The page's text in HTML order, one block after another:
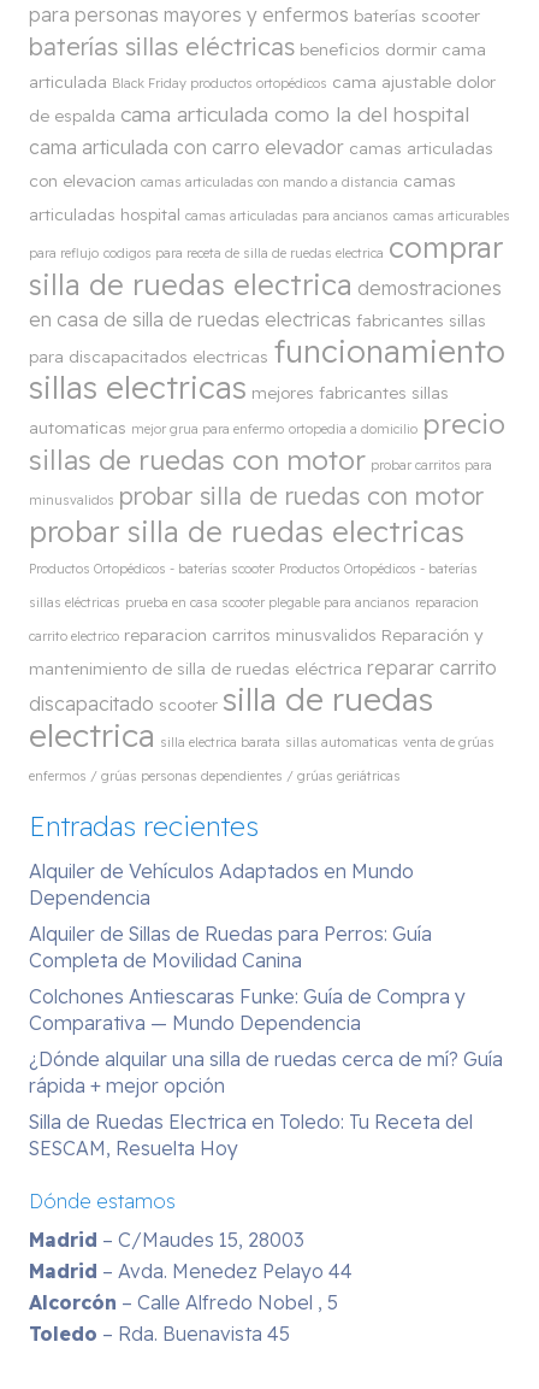
para personas mayores y enfermos baterías scooter
baterías sillas eléctricas beneficios dormir cama
articulada Black Friday productos ortopédicos cama ajustable dolor
de espalda cama articulada como la del hospital
cama articulada con carro elevador camas articuladas
con elevacion camas articuladas con mando a distancia camas
articuladas hospital camas articuladas para ancianos camas articurables
para reflujo codigos para receta de silla de ruedas electrica comprar
silla de ruedas electrica demostraciones
en casa de silla de ruedas electricas fabricantes sillas
para discapacitados electricas funcionamiento
sillas electricas mejores fabricantes sillas
automaticas mejor grua para enfermo ortopedia a domicilio precio
sillas de ruedas con motor probar carritos para
minusvalidos probar silla de ruedas con motor
probar silla de ruedas electricas
Productos Ortopédicos - baterías scooter Productos Ortopédicos - baterías
sillas eléctricas prueba en casa scooter plegable para ancianos reparacion
carrito electrico reparacion carritos minusvalidos Reparación y
mantenimiento de silla de ruedas eléctrica reparar carrito
discapacitado scooter silla de ruedas
electrica silla electrica barata sillas automaticas venta de grúas
enfermos / grúas personas dependientes / grúas geriátricas
Entradas recientes
Alquiler de Vehículos Adaptados en Mundo
Dependencia
Alquiler de Sillas de Ruedas para Perros: Guía
Completa de Movilidad Canina
Colchones Antiescaras Funke: Guía de Compra y
Comparativa — Mundo Dependencia
¿Dónde alquilar una silla de ruedas cerca de mí? Guía
rápida + mejor opción
Silla de Ruedas Electrica en Toledo: Tu Receta del
SESCAM, Resuelta Hoy
Dónde estamos
Madrid – C/Maudes 15, 28003
Madrid – Avda. Menedez Pelayo 44
Alcorcón – Calle Alfredo Nobel , 5
Toledo – Rda. Buenavista 45